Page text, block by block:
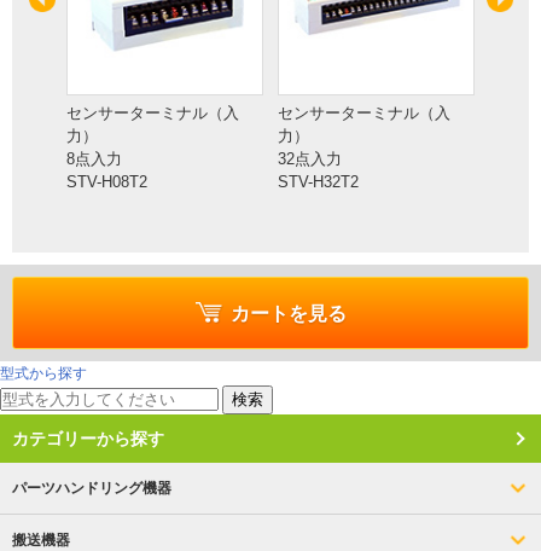
センサーターミナル（入
力）
8点入力
STV-H08T2
センサーターミナル（入
力）
32点入力
STV-H32T2
カートを見る
型式から探す
検索
カテゴリーから探す
パーツハンドリング機器
搬送機器